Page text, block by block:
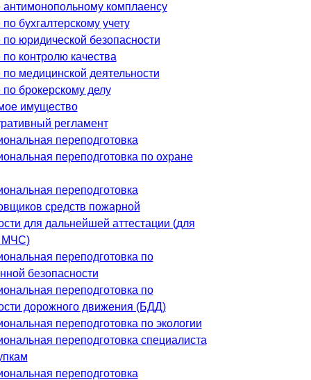
комплаенсу
бухгалтерскому учету
юридической безопасности
контролю качества
медицинской деятельности
брокерскому делу
имущество
регламент
переподготовка
переподготовка по охране
переподготовка
средств пожарной
для дальнейшей аттестации (для
МЧС)
переподготовка по
безопасности
переподготовка по
дорожного движения (БДД)
переподготовка по экологии
переподготовка специалиста
переподготовка